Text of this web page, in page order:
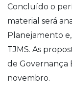
Concluído o
material será
Planejamento
TJMS. As
de Governança
novembro.